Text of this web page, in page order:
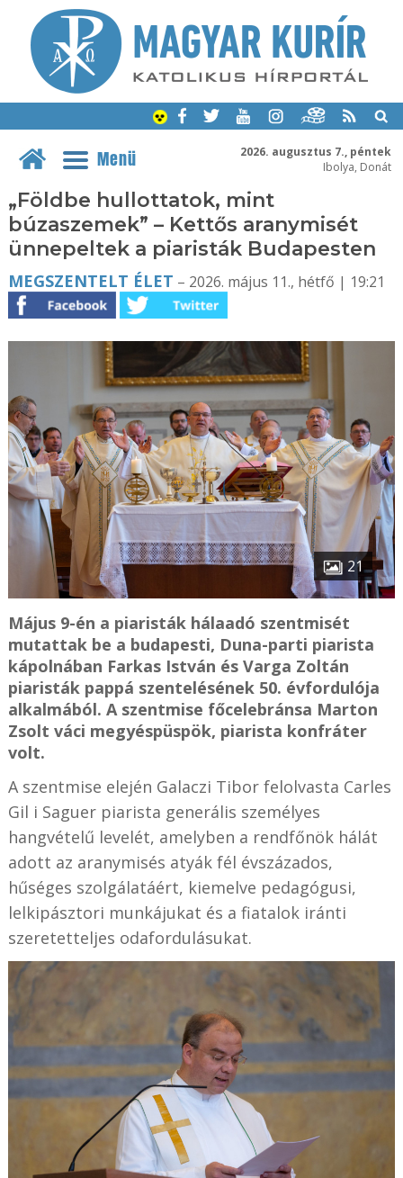
2026. augusztus 7., péntek
Ibolya, Donát
Menü
„Földbe hullottatok, mint
búzaszemek” – Kettős aranymisét
ünnepeltek a piaristák Budapesten
MEGSZENTELT ÉLET – 2026. május 11., hétfő | 19:21
21
Május 9-én a piaristák hálaadó szentmisét
mutattak be a budapesti, Duna-parti piarista
kápolnában Farkas István és Varga Zoltán
piaristák pappá szentelésének 50. évfordulója
alkalmából. A szentmise főcelebránsa Marton
Zsolt váci megyéspüspök, piarista konfráter
volt.
A szentmise elején Galaczi Tibor felolvasta Carles
Gil i Saguer piarista generális személyes
hangvételű levelét, amelyben a rendfőnök hálát
adott az aranymisés atyák fél évszázados,
hűséges szolgálatáért, kiemelve pedagógusi,
lelkipásztori munkájukat és a fiatalok iránti
szeretetteljes odafordulásukat.